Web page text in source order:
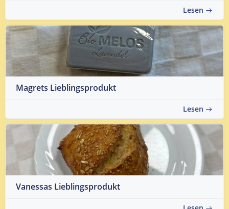
Lesen
Magrets Lieblingsprodukt
Lesen
Vanessas Lieblingsprodukt